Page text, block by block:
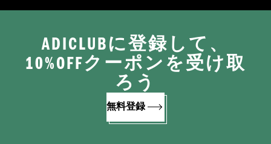
ADICLUBに登録して、
10%OFFクーポンを受け取
ろう
無料登録